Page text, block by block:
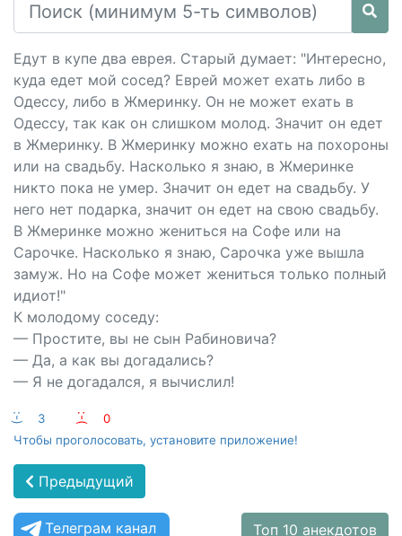
Едут в купе два еврея. Старый думает: "Интересно,
куда едет мой сосед? Еврей может ехать либо в
Одессу, либо в Жмеринку. Он не может ехать в
Одессу, так как он слишком молод. Значит он едет
в Жмеринку. В Жмеринку можно ехать на похороны
или на свадьбу. Насколько я знаю, в Жмеринке
никто пока не умер. Значит он едет на свадьбу. У
него нет подарка, значит он едет на свою свадьбу.
В Жмеринке можно жениться на Софе или на
Сарочке. Насколько я знаю, Сарочка уже вышла
замуж. Но на Софе может жениться только полный
идиот!"
К молодому соседу:
— Простите, вы не сын Рабиновича?
— Да, а как вы догадались?
— Я не догадался, я вычислил!
:-) 3 :-(
0
Чтобы проголосовать, установите приложение!
Предыдущий
Телеграм канал Топ 10 анекдотов